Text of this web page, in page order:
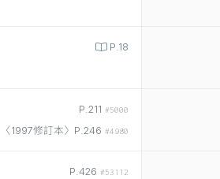
P.18
P.211 #5000
〈1997修訂本〉P.246 #4980
P.426 #53112